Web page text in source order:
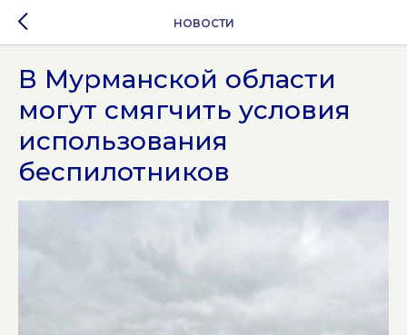
НОВОСТИ
В Мурманской области
могут смягчить условия
использования
беспилотников